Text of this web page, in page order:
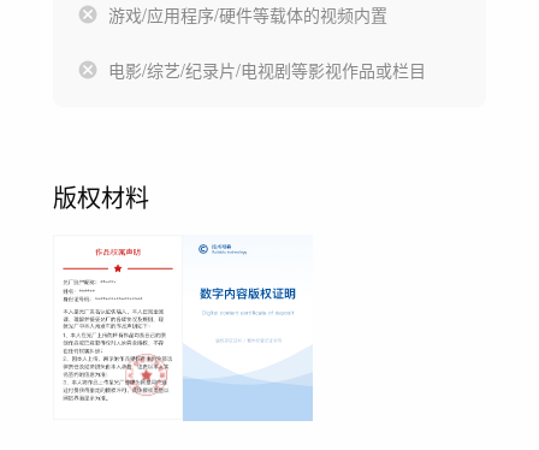
游戏/应用程序/硬件等载体的视频内置
电影/综艺/纪录片/电视剧等影视作品或栏目
版权材料